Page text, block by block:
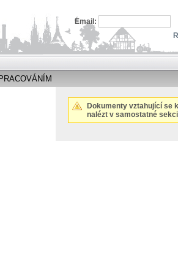
Email:
Dokumenty vztahující se
nalézt v samostatné sekci